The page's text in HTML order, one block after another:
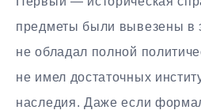
предметы были вывезены в
не обладал полной
не имел достаточных
наследия. Даже если